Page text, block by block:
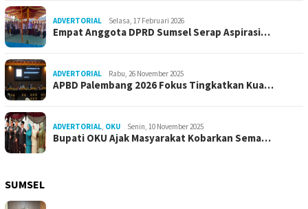
ADVERTORIAL Selasa, 17 Februari 2026
Empat Anggota DPRD Sumsel Serap Aspirasi…
ADVERTORIAL Rabu, 26 November 2025
APBD Palembang 2026 Fokus Tingkatkan Kua…
ADVERTORIAL OKU Senin, 10 November 2025
Bupati OKU Ajak Masyarakat Kobarkan Sema…
SUMSEL